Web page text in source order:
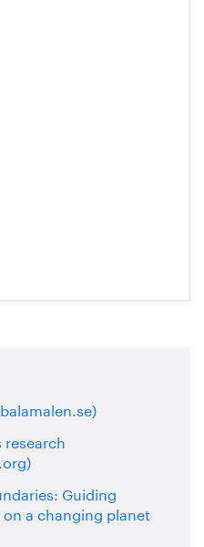
Guiding
a changing planet